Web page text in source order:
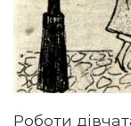
Роботи